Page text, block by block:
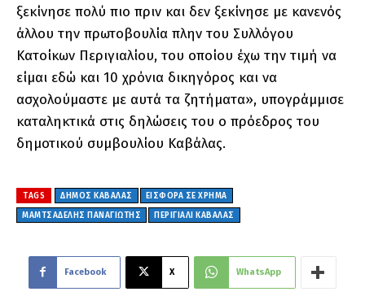
ξεκίνησε πολύ πιο πριν και δεν ξεκίνησε με κανενός
άλλου την πρωτοβουλία πλην του Συλλόγου
Κατοίκων Περιγιαλίου, του οποίου έχω την τιμή να
είμαι εδώ και 10 χρόνια δικηγόρος και να
ασχολούμαστε με αυτά τα ζητήματα», υπογράμμισε
καταληκτικά στις δηλώσεις του ο πρόεδρος του
δημοτικού συμβουλίου Καβάλας.
TAGS ΔΗΜΟΣ ΚΑΒΑΛΑΣ
ΕΙΣΦΟΡΑ ΣΕ ΧΡΗΜΑ
ΜΑΜΤΣΑΔΕΛΗΣ ΠΑΝΑΓΙΩΤΗΣ
ΠΕΡΙΓΙΑΛΙ ΚΑΒΑΛΑΣ
Facebook X WhatsApp